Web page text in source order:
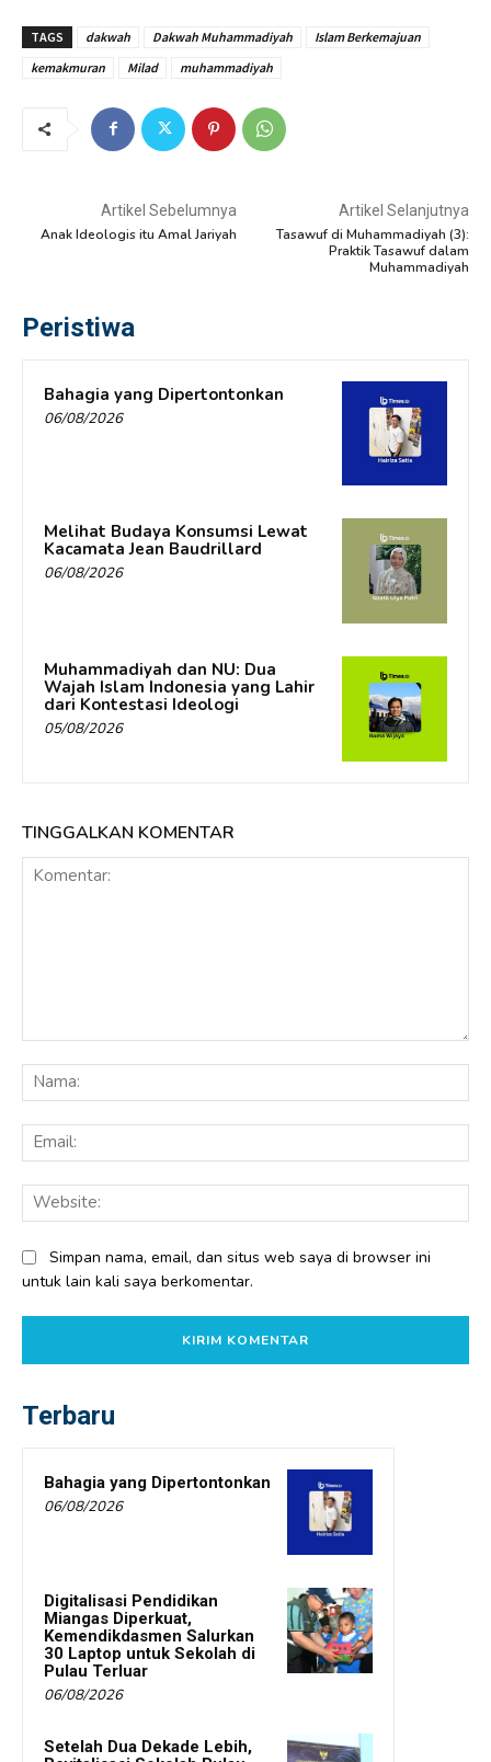
TAGS dakwah Dakwah Muhammadiyah
Islam Berkemajuan
kemakmuran
Milad muhammadiyah
Artikel Sebelumnya
Anak Ideologis itu Amal Jariyah
Artikel Selanjutnya
Tasawuf di Muhammadiyah (3):
Praktik Tasawuf dalam
Muhammadiyah
Peristiwa
Bahagia yang Dipertontonkan
06/08/2026
Melihat Budaya Konsumsi Lewat
Kacamata Jean Baudrillard
06/08/2026
Muhammadiyah dan NU: Dua
Wajah Islam Indonesia yang Lahir
dari Kontestasi Ideologi
05/08/2026
TINGGALKAN KOMENTAR
Simpan nama, email, dan situs web saya di browser ini
untuk lain kali saya berkomentar.
Terbaru
Bahagia yang Dipertontonkan
06/08/2026
Digitalisasi Pendidikan
Miangas Diperkuat,
Kemendikdasmen Salurkan
30 Laptop untuk Sekolah di
Pulau Terluar
06/08/2026
Setelah Dua Dekade Lebih,